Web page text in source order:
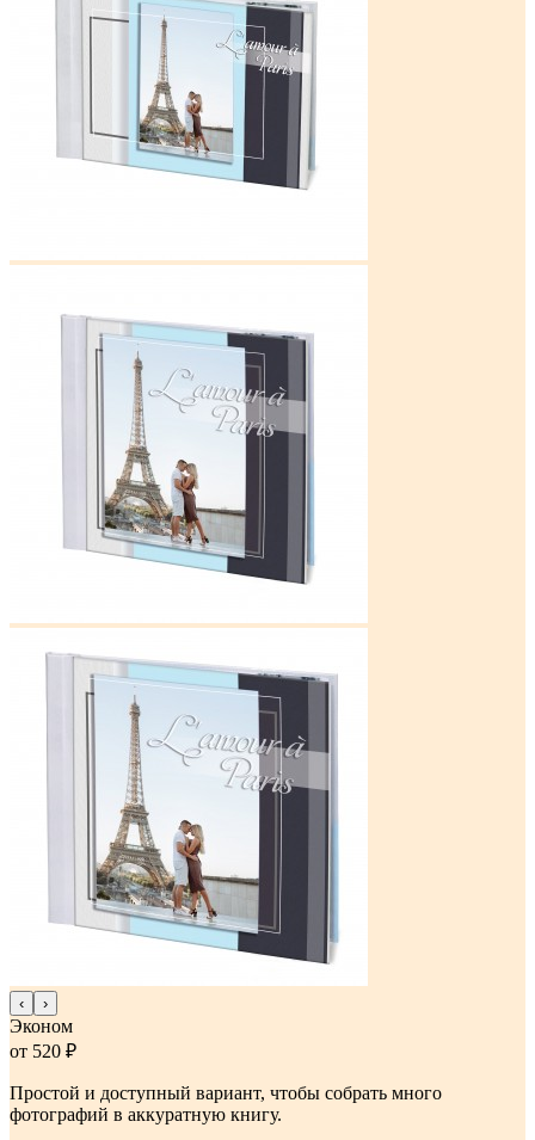
‹ ›
Эконом
от 520 ₽
Простой и доступный вариант, чтобы собрать много
фотографий в аккуратную книгу.